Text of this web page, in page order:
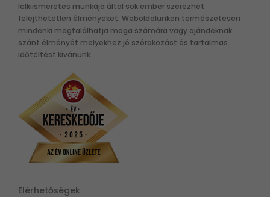
lelkiismeretes munkája által sok ember szerezhet
felejthetetlen élményeket. Weboldalunkon természetesen
mindenki megtalálhatja maga számára vagy ajándéknak
szánt élményét melyekhez jó szórakozást és tartalmas
időtöltést kívánunk.
Elérhetőségek